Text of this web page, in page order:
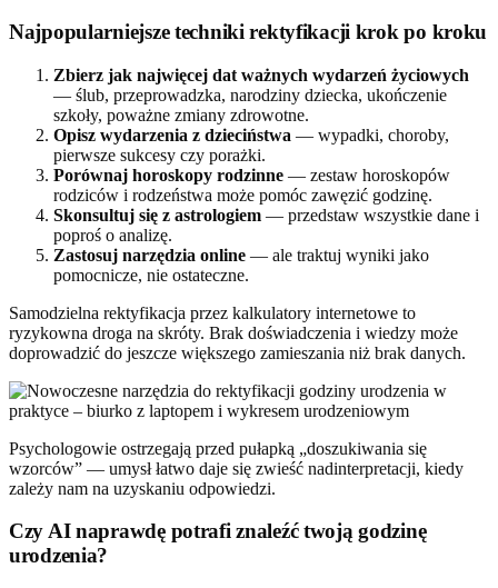
Najpopularniejsze techniki rektyfikacji krok po kroku
Zbierz jak najwięcej dat ważnych wydarzeń życiowych
— ślub, przeprowadzka, narodziny dziecka, ukończenie
szkoły, poważne zmiany zdrowotne.
Opisz wydarzenia z dzieciństwa — wypadki, choroby,
pierwsze sukcesy czy porażki.
Porównaj horoskopy rodzinne — zestaw horoskopów
rodziców i rodzeństwa może pomóc zawęzić godzinę.
Skonsultuj się z astrologiem — przedstaw wszystkie dane i
poproś o analizę.
Zastosuj narzędzia online — ale traktuj wyniki jako
pomocnicze, nie ostateczne.
Samodzielna rektyfikacja przez kalkulatory internetowe to
ryzykowna droga na skróty. Brak doświadczenia i wiedzy może
doprowadzić do jeszcze większego zamieszania niż brak danych.
Psychologowie ostrzegają przed pułapką „doszukiwania się
wzorców” — umysł łatwo daje się zwieść nadinterpretacji, kiedy
zależy nam na uzyskaniu odpowiedzi.
Czy AI naprawdę potrafi znaleźć twoją godzinę
urodzenia?